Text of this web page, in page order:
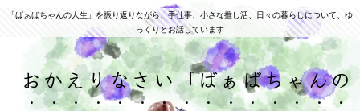
「ばぁばちゃんの人生」を振り返りながら、手仕事、小さな推し活、日々の暮らしについて、ゆ
っくりとお話しています
おかえりなさい「ばぁばちゃんの